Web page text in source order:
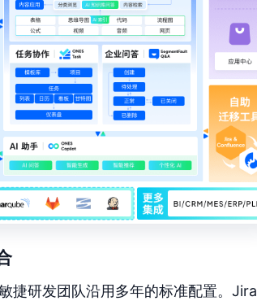
捷研发团队沿用多年的标准配置。Jira